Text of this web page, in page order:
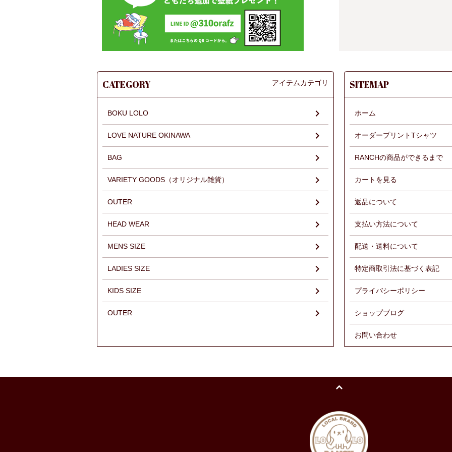
CATEGORY アイテムカテゴリ
BOKU LOLO
LOVE NATURE OKINAWA
BAG
VARIETY GOODS（オリジナル雑貨）
OUTER
HEAD WEAR
MENS SIZE
LADIES SIZE
KIDS SIZE
OUTER
SITEMAP
ホーム
オーダープリントTシャツ
RANCHの商品ができるまで
カートを見る
返品について
支払い方法について
配送・送料について
特定商取引法に基づく表記
プライバシーポリシー
ショップブログ
お問い合わせ